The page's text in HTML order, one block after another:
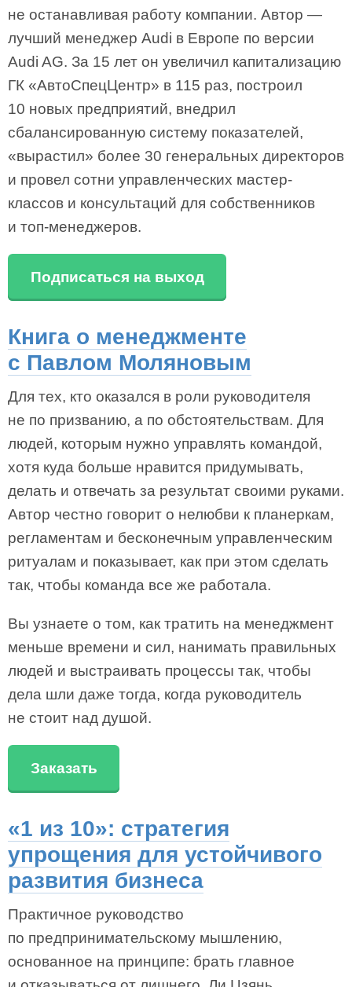
не останавливая работу компании. Автор —
лучший менеджер Audi в Европе по версии
Audi AG. За 15 лет он увеличил капитализацию
ГК «АвтоСпецЦентр» в 115 раз, построил
10 новых предприятий, внедрил
сбалансированную систему показателей,
«вырастил» более 30 генеральных директоров
и провел сотни управленческих мастер-
классов и консультаций для собственников
и топ-менеджеров.
Подписаться на выход
Книга о менеджменте
с Павлом Моляновым
Для тех, кто оказался в роли руководителя
не по призванию, а по обстоятельствам. Для
людей, которым нужно управлять командой,
хотя куда больше нравится придумывать,
делать и отвечать за результат своими руками.
Автор честно говорит о нелюбви к планеркам,
регламентам и бесконечным управленческим
ритуалам и показывает, как при этом сделать
так, чтобы команда все же работала.
Вы узнаете о том, как тратить на менеджмент
меньше времени и сил, нанимать правильных
людей и выстраивать процессы так, чтобы
дела шли даже тогда, когда руководитель
не стоит над душой.
Заказать
«1 из 10»: стратегия
упрощения для устойчивого
развития бизнеса
Практичное руководство
по предпринимательскому мышлению,
основанное на принципе: брать главное